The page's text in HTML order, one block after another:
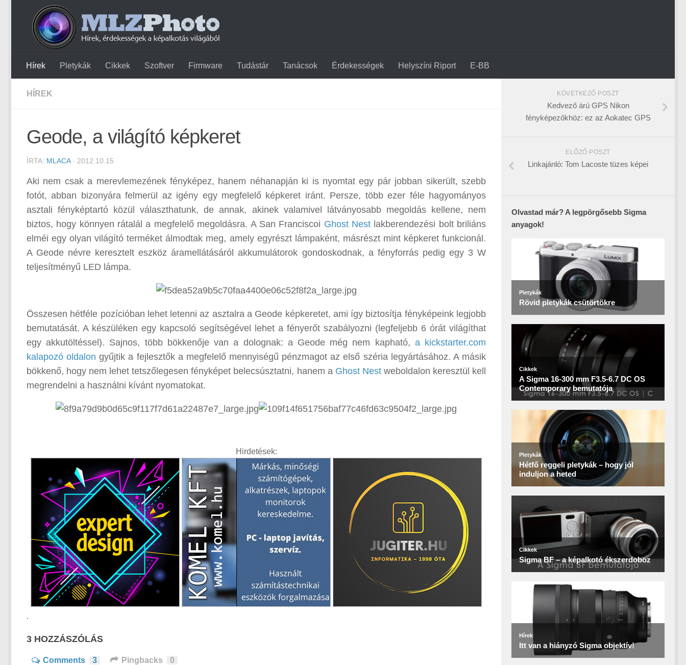
Hírek Pletykák Cikkek Szoftver Firmware Tudástár Tanácsok Érdekességek Helyszíni Riport E-BB
HÍREK
Geode, a világító képkeret
ÍRTA: MLACA· 2012.10.15
Aki nem csak a merevlemezének fényképez, hanem néhanapján ki is nyomtat egy pár jobban sikerült, szebb
fotót, abban bizonyára felmerül az igény egy megfelelő képkeret iránt. Persze, több ezer féle hagyományos
asztali fényképtartó közül választhatunk, de annak, akinek valamivel látványosabb megoldás kellene, nem
biztos, hogy könnyen rátalál a megfelelő megoldásra. A San Franciscoi Ghost Nestlakberendezési bolt briliáns
elméi egy olyan világító terméket álmodtak meg, amely egyrészt lámpaként, másrészt mint képkeret funkcionál.
A Geode névre keresztelt eszköz áramellátásáról akkumulátorok gondoskodnak, a fényforrás pedig egy 3 W
teljesítményű LED lámpa.
Összesen hétféle pozícióban lehet letenni az asztalra a Geode képkeretet, ami így biztosítja fényképeink legjobb
bemutatását. A készüléken egy kapcsoló segítségével lehet a fényerőt szabályozni (legfeljebb 6 órát világíthat
egy akkutöltéssel). Sajnos, több bökkenője van a dolognak: a Geode még nem kapható, a kickstarter.com
kalapozó oldalon gyűjtik a fejlesztők a megfelelő mennyiségű pénzmagot az első széria legyártásához. A másik
bökkenő, hogy nem lehet tetszőlegesen fényképet belecsúsztatni, hanem a Ghost Nestweboldalon keresztül kell
megrendelni a használni kívánt nyomatokat.
Hirdetések:
.
3 HOZZÁSZÓLÁS
Comments 3 Pingbacks 0
KÖVETKEZŐ POSZT
Kedvező árú GPS Nikon
fényképezőkhöz: ez az Aokatec GPS
ELŐZŐ POSZT
Linkajánló: Tom Lacoste tüzes képei
Olvastad már? A legpörgősebb Sigma
anyagok!